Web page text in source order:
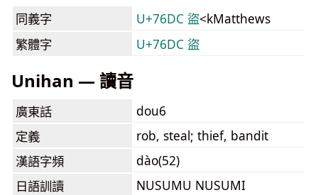
同義字 U+76DC 盜<kMatthews
繁體字
U+76DC 盜
Unihan — 讀音
廣東話
dou6
定義
rob, steal; thief, bandit
漢語字頻
dào(52)
日語訓讀
NUSUMU NUSUMI